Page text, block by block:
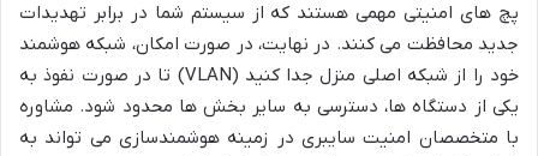
پچ های امنیتی مهمی هستند که از سیستم شما در برابر تهدیدات
جدید محافظت می کنند. در نهایت، در صورت امکان، شبکه هوشمند
خود را از شبکه اصلی منزل جدا کنید (VLAN) تا در صورت نفوذ به
یکی از دستگاه ها، دسترسی به سایر بخش ها محدود شود. مشاوره
با متخصصان امنیت سایبری در زمینه هوشمندسازی می تواند به